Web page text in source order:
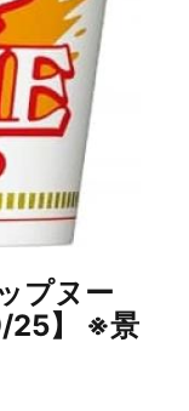
プヌー
25】 ※景